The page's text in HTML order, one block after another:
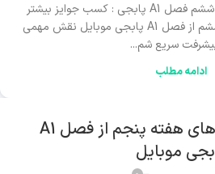
ترجمه ماموریت های هفته ششم فصل A1 پابجی : کسب جوایز بیشتر
ترجمه ماموریت‌های هفته ششم از فصل A1 پابجی موبایل نقش مهمی
سریع شم...
ادامه مطلب
ترجمه ماموریت های هفته پنجم از فصل A1
موبایل